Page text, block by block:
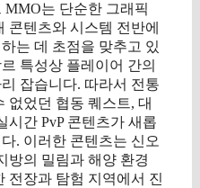
는 단순한 그래픽
콘텐츠와 시스템 전반에
는 데 초점을 맞추고 있
특성상 플레이어 간의
잡습니다. 따라서 전통
없었던 협동 퀘스트, 대
시간 PvP 콘텐츠가 새롭
. 이러한 콘텐츠는 신오
방의 밀림과 해양 환경
전장과 탐험 지역에서 진